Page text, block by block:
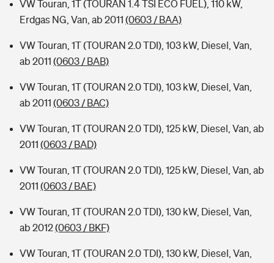
VW Touran, 1T (TOURAN 1.4 TSI ECO FUEL), 110 kW,
Erdgas NG, Van, ab 2011 (0603 / BAA)
VW Touran, 1T (TOURAN 2.0 TDI), 103 kW, Diesel, Van,
ab 2011 (0603 / BAB)
VW Touran, 1T (TOURAN 2.0 TDI), 103 kW, Diesel, Van,
ab 2011 (0603 / BAC)
VW Touran, 1T (TOURAN 2.0 TDI), 125 kW, Diesel, Van, ab
2011 (0603 / BAD)
VW Touran, 1T (TOURAN 2.0 TDI), 125 kW, Diesel, Van, ab
2011 (0603 / BAE)
VW Touran, 1T (TOURAN 2.0 TDI), 130 kW, Diesel, Van,
ab 2012(0603 / BKF)
VW Touran, 1T (TOURAN 2.0 TDI), 130 kW, Diesel, Van,